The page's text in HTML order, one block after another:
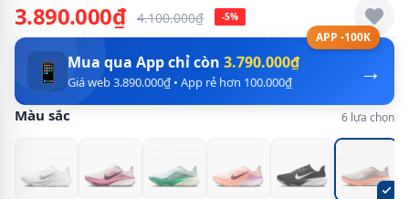
3.890.000₫ 4.100.000₫ -5%
APP -100K
→
📱 Mua qua App chỉ còn 3.790.000₫
Giá web 3.890.000₫ • App rẻ hơn 100.000₫
Màu sắc 6 lựa chọn